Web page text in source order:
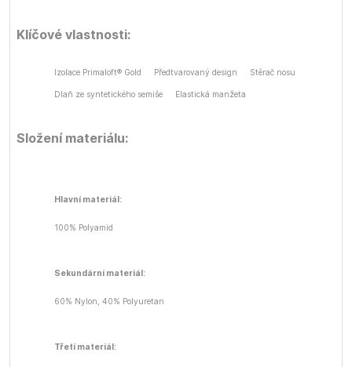
Klíčové vlastnosti:
Izolace Primaloft® Gold Předtvarovaný design Stěrač nosu
Dlaň ze syntetického semiše Elastická manžeta
Složení materiálu:
Hlavní materiál:
100% Polyamid
Sekundární materiál:
60% Nylon, 40% Polyuretan
Třetí materiál: